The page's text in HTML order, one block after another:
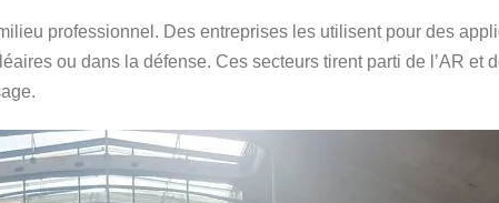
professionnel. Des entreprises les utilisent pour des
ou dans la défense. Ces secteurs tirent parti de l’AR et